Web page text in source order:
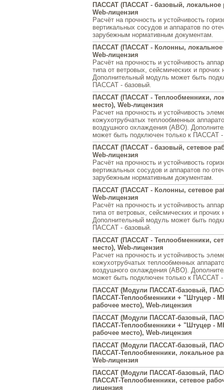
ПАССАТ (ПАССАТ - базовый, локальное
Web-лицензия
Расчёт на прочность и устойчивость
вертикальных сосудов и аппаратов по
зарубежным нормативным документам.
ПАССАТ (ПАССАТ - Колонны, локальное
Web-лицензия
Расчёт на прочность и устойчивость
типа от ветровых, сейсмических и прочих
Дополнительный модуль может быть
ПАССАТ - базовый.
ПАССАТ (ПАССАТ - Теплообменники,
место), Web-лицензия
Расчет на прочность и устойчивость
кожухотрубчатых теплообменных
воздушного охлаждения (АВО).
может быть подключен только к ПАССАТ -
ПАССАТ (ПАССАТ - базовый, сетевое
Web-лицензия
Расчёт на прочность и устойчивость
вертикальных сосудов и аппаратов по
зарубежным нормативным документам.
ПАССАТ (ПАССАТ - Колонны, сетевое
Web-лицензия
Расчёт на прочность и устойчивость
типа от ветровых, сейсмических и прочих
Дополнительный модуль может быть
ПАССАТ - базовый.
ПАССАТ (ПАССАТ - Теплообменники,
место), Web-лицензия
Расчет на прочность и устойчивость
кожухотрубчатых теплообменных
воздушного охлаждения (АВО).
может быть подключен только к ПАССАТ -
ПАССАТ (Модули ПАССАТ-базовый,
ПАССАТ-Теплообменники + "Штуцер -
рабочее место), Web-лицензия
ПАССАТ (Модули ПАССАТ-базовый,
ПАССАТ-Теплообменники + "Штуцер -
рабочее место), Web-лицензия
ПАССАТ (Модули ПАССАТ-базовый,
ПАССАТ-Теплообменники, локальное
Web-лицензия
ПАССАТ (Модули ПАССАТ-базовый,
ПАССАТ-Теплообменники, сетевое
лицензия